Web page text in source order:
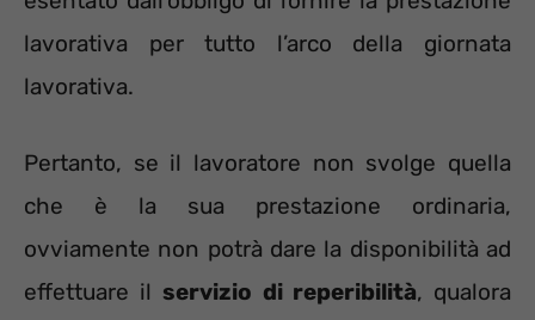
lavorativa per tutto l’arco della giornata
lavorativa.
Pertanto, se il lavoratore non svolge quella
che è la sua prestazione ordinaria,
ovviamente non potrà dare la disponibilità ad
effettuare il servizio di reperibilità, qualora